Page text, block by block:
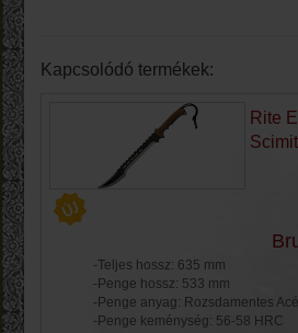
Kapcsolódó termékek:
Rite
-Teljes hossz: 635 mm
-Penge hossz: 533 mm
-Penge anyag: Rozsdamentes
-Penge keménység: 56-58 HRC